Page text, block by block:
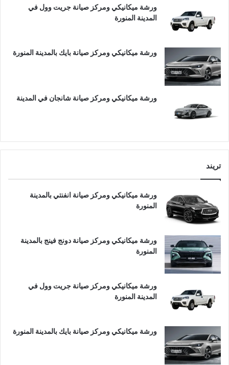
ورشة ميكانيكي ومركز صيانة جريت وول في
المدينة المنورة
ورشة ميكانيكي ومركز صيانة بايك بالمدينة المنورة
ورشة ميكانيكي ومركز صيانة شانجان في المدينة
تريند
ورشة ميكانيكي ومركز صيانة انفنتي بالمدينة
المنورة
ورشة ميكانيكي ومركز صيانة دونج فينج بالمدينة
المنورة
ورشة ميكانيكي ومركز صيانة جريت وول في
المدينة المنورة
ورشة ميكانيكي ومركز صيانة بايك بالمدينة المنورة